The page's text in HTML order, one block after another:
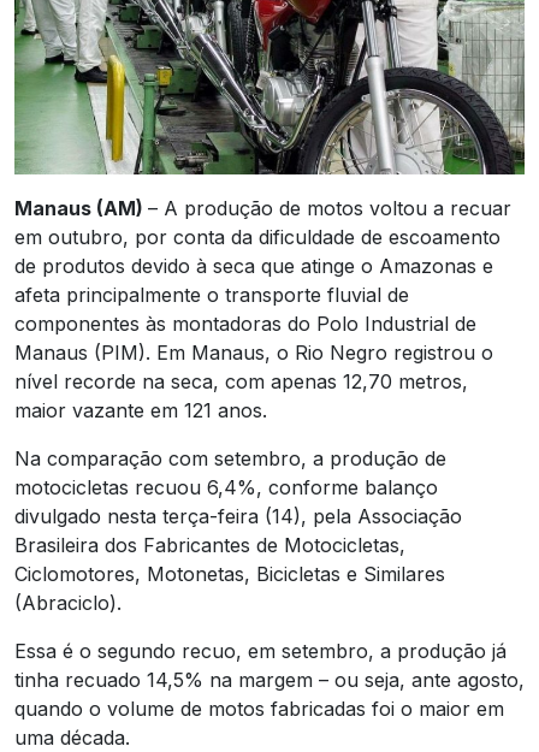
Manaus (AM) – A produção de motos voltou a recuar
em outubro, por conta da dificuldade de escoamento
de produtos devido à seca que atinge o Amazonas e
afeta principalmente o transporte fluvial de
componentes às montadoras do Polo Industrial de
Manaus (PIM). Em Manaus, o Rio Negro registrou o
nível recorde na seca, com apenas 12,70 metros,
maior vazante em 121 anos.
Na comparação com setembro, a produção de
motocicletas recuou 6,4%, conforme balanço
divulgado nesta terça-feira (14), pela Associação
Brasileira dos Fabricantes de Motocicletas,
Ciclomotores, Motonetas, Bicicletas e Similares
(Abraciclo).
Essa é o segundo recuo, em setembro, a produção já
tinha recuado 14,5% na margem – ou seja, ante agosto,
quando o volume de motos fabricadas foi o maior em
uma década.